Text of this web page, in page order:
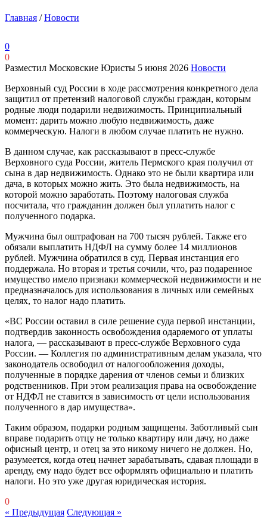
Главная /Новости
0
0
Разместил Московские Юристы 5 июня 2026 Новости
Верховный суд России в ходе рассмотрения конкретного дела
защитил от претензий налоговой службы граждан, которым
родные люди подарили недвижимость. Принципиальный
момент: дарить можно любую недвижимость, даже
коммерческую. Налоги в любом случае платить не нужно.
В данном случае, как рассказывают в пресс-службе
Верховного суда России, житель Пермского края получил от
сына в дар недвижимость. Однако это не были квартира или
дача, в которых можно жить. Это была недвижимость, на
которой можно заработать. Поэтому налоговая служба
посчитала, что гражданин должен был уплатить налог с
полученного подарка.
Мужчина был оштрафован на 700 тысяч рублей. Также его
обязали выплатить НДФЛ на сумму более 14 миллионов
рублей. Мужчина обратился в суд. Первая инстанция его
поддержала. Но вторая и третья сочили, что, раз подаренное
имущество имело признаки коммерческой недвижимости и не
предназначалось для использования в личных или семейных
целях, то налог надо платить.
«ВС России оставил в силе решение суда первой инстанции,
подтвердив законность освобождения одаряемого от уплаты
налога, — рассказывают в пресс-службе Верховного суда
России. — Коллегия по административным делам указала, что
законодатель освободил от налогообложения доходы,
полученные в порядке дарения от членов семьи и близких
родственников. При этом реализация права на освобождение
от НДФЛ не ставится в зависимость от цели использования
полученного в дар имущества».
Таким образом, подарки родным защищены. Заботливый сын
вправе подарить отцу не только квартиру или дачу, но даже
офисный центр, и отец за это никому ничего не должен. Но,
разумеется, когда отец начнет зарабатывать, сдавая площади в
аренду, ему надо будет все оформлять официально и платить
налоги. Но это уже другая юридическая история.
0
« Предыдущая Следующая »